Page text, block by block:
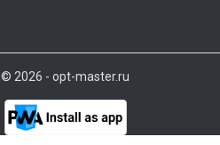
© 2026 - opt-master.ru